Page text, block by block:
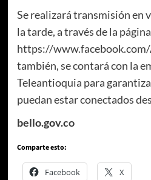
Se realizará transmisión en
la tarde, a través de la
https://
también, se contará con la
Teleantioquia para
puedan estar conectados
bello.gov.co
Comparte esto:
Facebook X